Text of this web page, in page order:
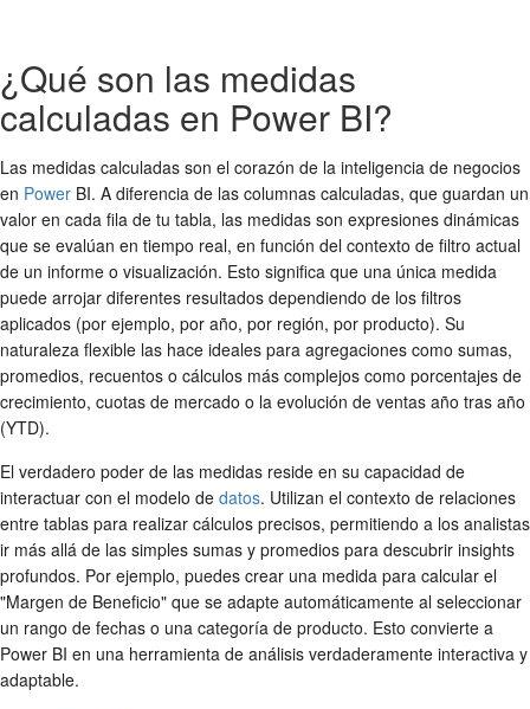
¿Qué son las medidas
calculadas en Power BI?
Las medidas calculadas son el corazón de la inteligencia de negocios
en Power BI. A diferencia de las columnas calculadas, que guardan un
valor en cada fila de tu tabla, las medidas son expresiones dinámicas
que se evalúan en tiempo real, en función del contexto de filtro actual
de un informe o visualización. Esto significa que una única medida
puede arrojar diferentes resultados dependiendo de los filtros
aplicados (por ejemplo, por año, por región, por producto). Su
naturaleza flexible las hace ideales para agregaciones como sumas,
promedios, recuentos o cálculos más complejos como porcentajes de
crecimiento, cuotas de mercado o la evolución de ventas año tras año
(YTD).
El verdadero poder de las medidas reside en su capacidad de
interactuar con el modelo de datos. Utilizan el contexto de relaciones
entre tablas para realizar cálculos precisos, permitiendo a los analistas
ir más allá de las simples sumas y promedios para descubrir insights
profundos. Por ejemplo, puedes crear una medida para calcular el
"Margen de Beneficio" que se adapte automáticamente al seleccionar
un rango de fechas o una categoría de producto. Esto convierte a
Power BI en una herramienta de análisis verdaderamente interactiva y
adaptable.